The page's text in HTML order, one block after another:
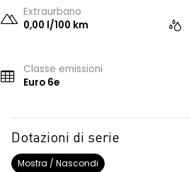
Extraurbano
0,00 l/100 km
Classe emissioni
Euro 6e
Dotazioni di serie
Mostra / Nascondi